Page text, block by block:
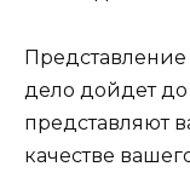
дело дойдет до
представляют
качестве